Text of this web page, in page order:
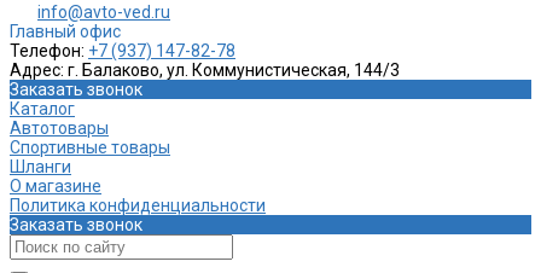
info@avto-ved.ru
Главный офис
Телефон: +7 (937) 147-82-78
Адрес: г. Балаково, ул. Коммунистическая, 144/3
Заказать звонок
Каталог
Автотовары
Спортивные товары
Шланги
О магазине
Политика конфиденциальности
Заказать звонок